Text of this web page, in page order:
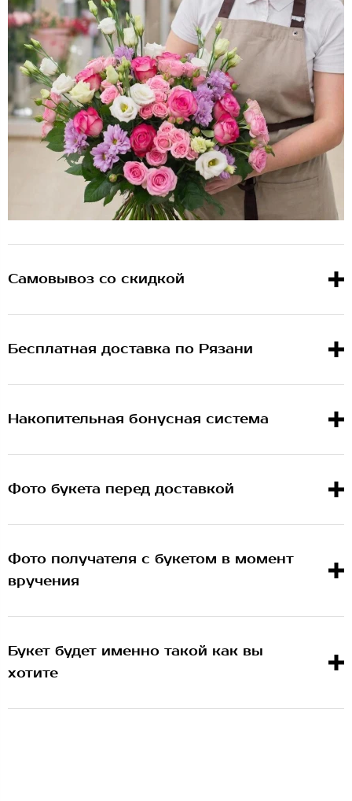
Самовывоз со скидкой
Бесплатная доставка по Рязани
Накопительная бонусная система
Фото букета перед доставкой
Фото получателя с букетом в момент
вручения
Букет будет именно такой как вы
хотите